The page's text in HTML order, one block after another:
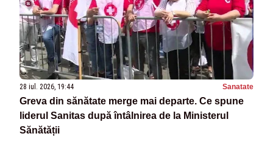
28 iul. 2026, 19:44 Sanatate
Greva din sănătate merge mai departe. Ce spune
liderul Sanitas după întâlnirea de la Ministerul
Sănătății